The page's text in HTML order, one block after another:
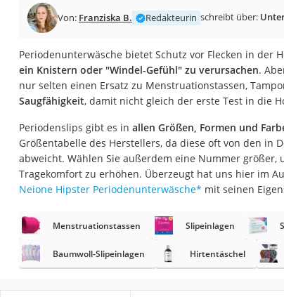
Suunto-Uhr
Überzieh-
RFID-Blocker
Sneaker
Geldbörse
Knirps-
RFID-
Lederhose
Von: Franziska B. Redakteurin schreibt über:
Periodenunterwäsche bietet Schutz vor Flecken in der
ein Knistern oder "Windel-Gefühl" zu verursachen.
nur selten einen Ersatz zu Menstruationstassen,
Saugfähigkeit, damit nicht gleich der erste Test in die
Periodenslips gibt es in allen Größen, Formen und
Größentabelle des Herstellers, da diese oft von den in
abweicht. Wählen Sie außerdem eine Nummer größer,
Tragekomfort zu erhöhen. Überzeugt hat uns hier im
Neione Hipster Periodenunterwäsche* mit seinen
Menstruationstassen Slipeinlagen
Baumwoll-Slipeinlagen Hirtentäschel